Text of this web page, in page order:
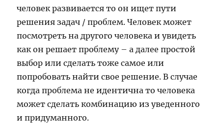
человек развивается то он ищет пути
решения задач / проблем. Человек может
посмотреть на другого человека и увидеть
как он решает проблему – а далее простой
выбор или сделать тоже самое или
попробовать найти свое решение. В случае
когда проблема не идентична то человека
может сделать комбинацию из уведенного
и придуманного.